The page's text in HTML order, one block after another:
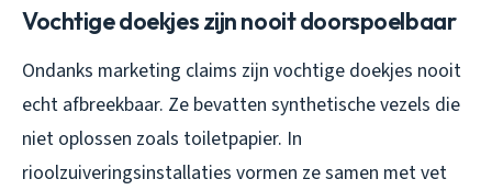
Vochtige doekjes zijn nooit doorspoel​baar
Ondanks marketing claims zijn vochtige doekjes nooit
echt afbreekbaar. Ze bevatten synthetische vezels die
niet oplossen zoals toiletpapier. In
rioolzuiveringsinstallaties vormen ze samen met vet